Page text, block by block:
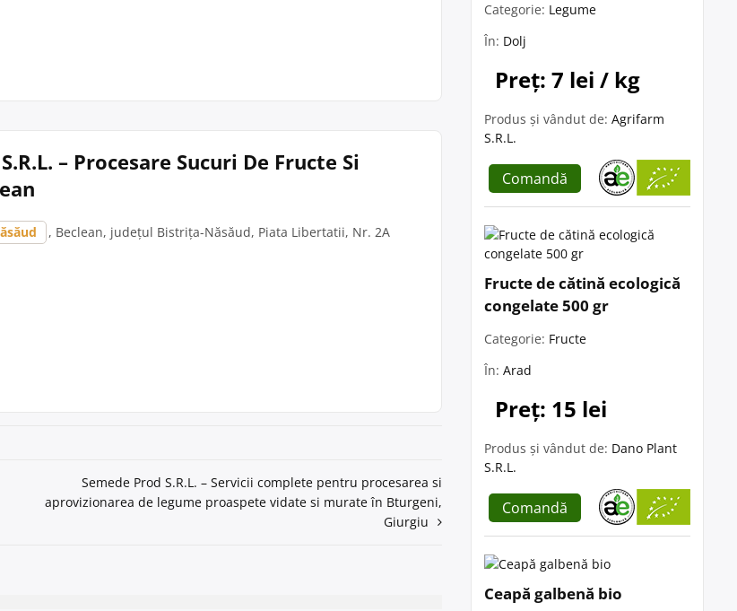
– Procesare Sucuri De Fructe Si
, Beclean, județul Bistrița-Năsăud, Piata Libertatii, Nr. 2A
Semede Prod S.R.L. – Servicii complete pentru procesarea si
aprovizionarea de legume proaspete vidate si murate în Bturgeni,
Giurgiu
Categorie: Legume
În: Dolj
Preț: 7 lei / kg
Produs și vândut de: Agrifarm
S.R.L.
Comandă
Fructe de cătină ecologică
congelate 500 gr
Categorie: Fructe
În: Arad
Preț: 15 lei
Produs și vândut de: Dano Plant
S.R.L.
Comandă
Ceapă galbenă bio